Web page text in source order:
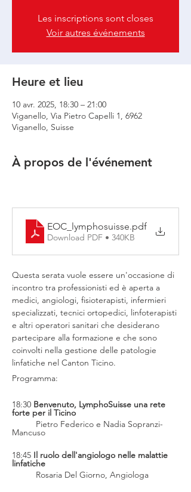
Les inscriptions sont closes
Voir autres événements
Heure et lieu
10 avr. 2025, 18:30 – 21:00
Viganello, Via Pietro Capelli 1, 6962
Viganello, Suisse
À propos de l'événement
EOC_lymphosuisse.pdf
Download PDF • 340KB
Questa serata vuole essere un'occasione di
incontro tra professionisti ed è aperta a
medici, angiologi, fisioterapisti, infermieri
specializzati, tecnici ortopedici, linfoterapisti
e altri operatori sanitari che desiderano
partecipare alla formazione e che sono
coinvolti nella gestione delle patologie
linfatiche nel Canton Ticino.
Programma:
18:30 Benvenuto, LymphoSuisse una rete
forte per il Ticino
Mancuso
18:45 Il ruolo dell'angiologo nelle malattie
linfatiche
	Rosaria Del Giorno, Angiologa